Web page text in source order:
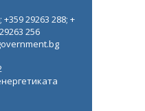
+359 29263 288; +
256